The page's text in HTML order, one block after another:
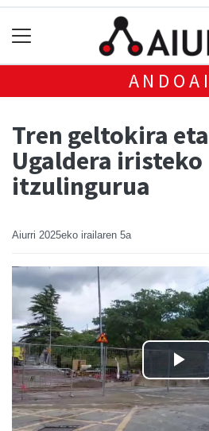
Tren geltokira
Ugaldera iristeko
itzulingurua
Aiurri 2025eko irailaren 5a